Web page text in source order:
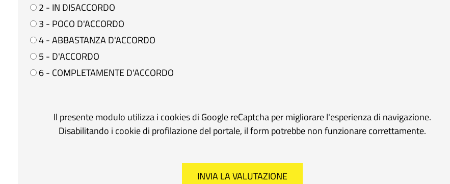
2 - IN DISACCORDO
3 - POCO D'ACCORDO
4 - ABBASTANZA D'ACCORDO
5 - D'ACCORDO
6 - COMPLETAMENTE D'ACCORDO
Il presente modulo utilizza i cookies di Google reCaptcha per migliorare l'esperienza di navigazione.
Disabilitando i cookie di profilazione del portale, il form potrebbe non funzionare correttamente.